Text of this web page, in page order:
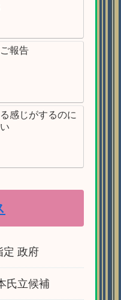
報告
感じがするのに
定 政府
氏立候補